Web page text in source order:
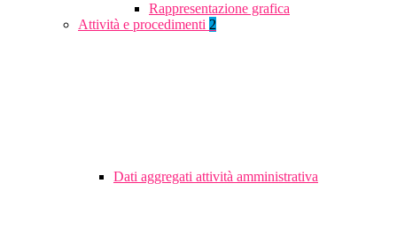
Rappresentazione grafica
Attività e procedimenti 2
Dati aggregati attività amministrativa